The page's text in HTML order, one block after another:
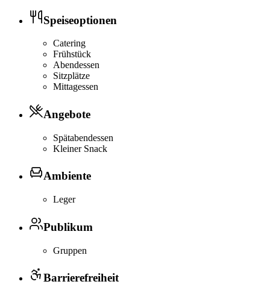
Speiseoptionen
Catering
Frühstück
Abendessen
Sitzplätze
Mittagessen
Angebote
Spätabendessen
Kleiner Snack
Ambiente
Leger
Publikum
Gruppen
Barrierefreiheit